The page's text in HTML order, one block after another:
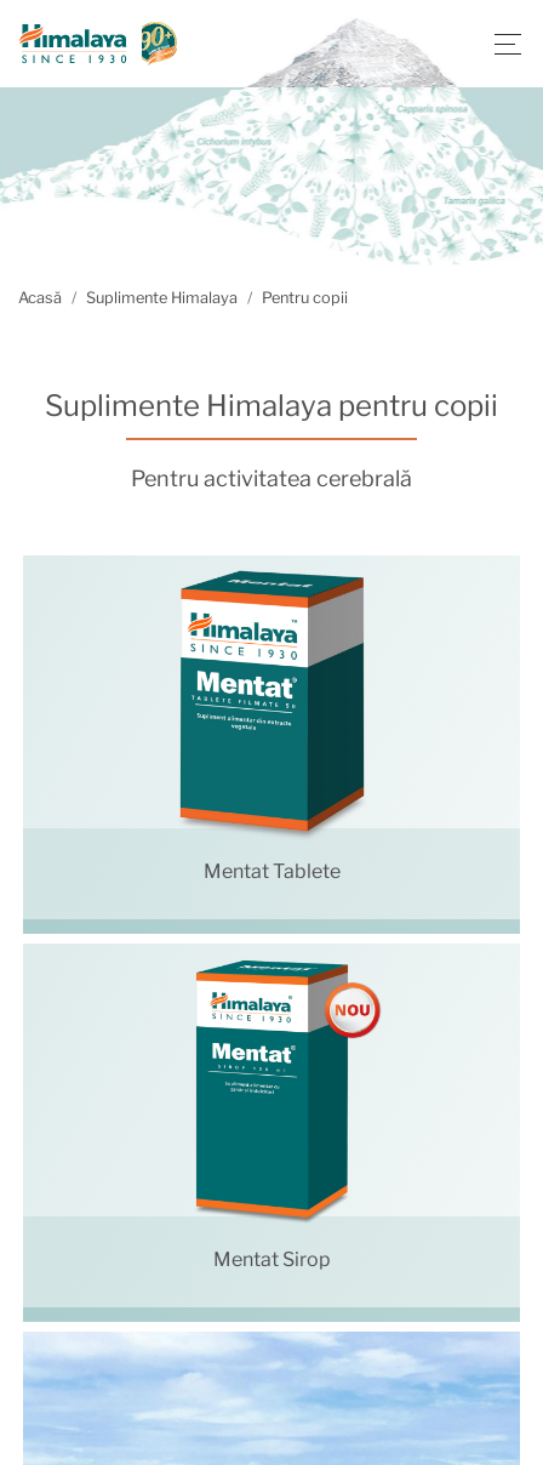
Acasă Suplimente Himalaya Pentru copii
Suplimente Himalaya pentru copii
Pentru activitatea cerebrală
Mentat Tablete
Mentat Sirop